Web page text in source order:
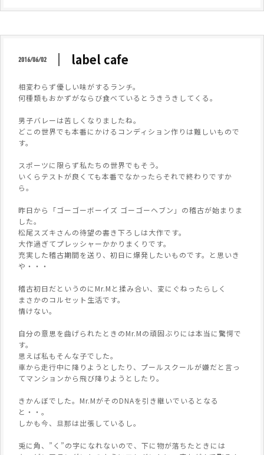
2016/06/02 label cafe
相変わらず優しい味がするランチ。
何種類もおかずがならび食べているとうきうきしてくる。
男子バレーは苦しくなりましたね。
どこの世界でも本番にかけるコンディション作りは難しいもので
す。
スポーツに限らず私たちの世界でもそう。
いくらテストが良くても本番でなかったらそれで終わりですか
ら。
昨日から「ゴーゴーボーイズ ゴーゴーヘブン」の稽古が始まりま
した。
松尾スズキさんの待望の書き下ろしは大作です。
大作過ぎてプレッシャーかかりまくりです。
充実した稽古期間を送り、初日に爆発したいものです。と思いき
や・・・
稽古初日だというのにMr.Mと揉み合い、変にぐねったらしく
まさかのコルセット生活です。
情けない。
自分の意思を曲げられたときのMr.Mの頑固ぶりには本当に驚愕で
す。
思えば私もそんな子でした。
車から走行中に降りようとしたり、プールスクールが嫌だと言っ
てマンションから飛び降りようとしたり。
きかんぼでした。Mr.MがそのDNAを引き継いでいるとなる
と・・。
しかも今、旦那は出張しているし。
兎に角、”く”の字になれないので、下に物が落ちたときには